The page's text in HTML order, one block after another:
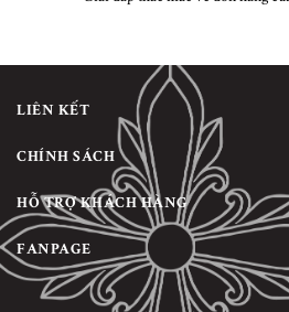
LIÊN KẾT
CHÍNH SÁCH
HỖ TRỢ KHÁCH HÀNG
FANPAGE